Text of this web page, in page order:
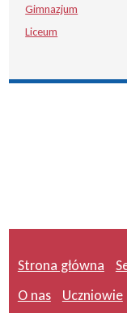
Gimnazjum
Liceum
Strona główna
O nas
Uczniowie